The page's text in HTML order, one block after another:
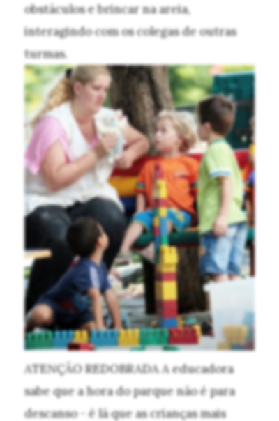
obstáculos e brincar na areia,
interagindo com os colegas de outras
turmas.
ATENÇÃO REDOBRADAA educadora
sabe que a hora do parque não é para
descanso - é lá que as crianças mais